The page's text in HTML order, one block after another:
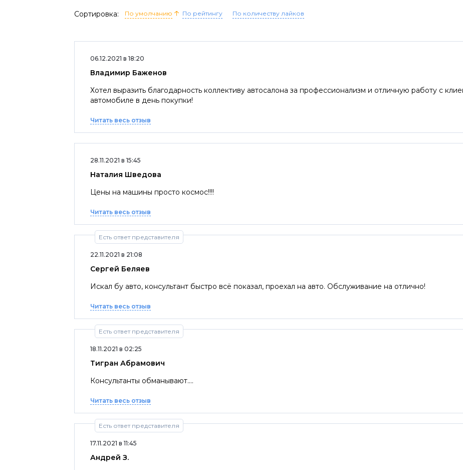
Сортировка: По умолчанию По рейтингу По количеству лайков
06.12.2021 в 18:20
Владимир Баженов
Хотел выразить благодарность коллективу автосалона за профессионализм и отличную работу с
автомобиле в день покупки!
Читать весь отзыв
28.11.2021 в 15:45
Наталия Шведова
Цены на машины просто космос!!!!
Читать весь отзыв
Есть ответ представителя
22.11.2021 в 21:08
Сергей Беляев
Искал бу авто, консультант быстро всё показал, проехал на авто. Обслуживание на отлично!
Читать весь отзыв
Есть ответ представителя
18.11.2021 в 02:25
Тигран Абрамович
Консультанты обманывают....
Читать весь отзыв
Есть ответ представителя
17.11.2021 в 11:45
Андрей З.